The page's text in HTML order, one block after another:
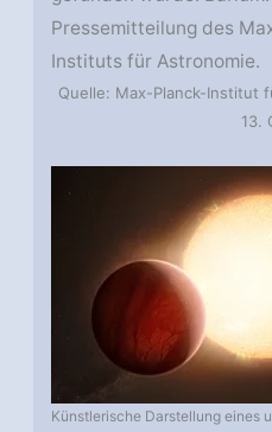
Pressemitteilung des
Instituts für Astronomie.
Quelle: Max-Planck-Institut
13.
Künstlerische Darstellung eines